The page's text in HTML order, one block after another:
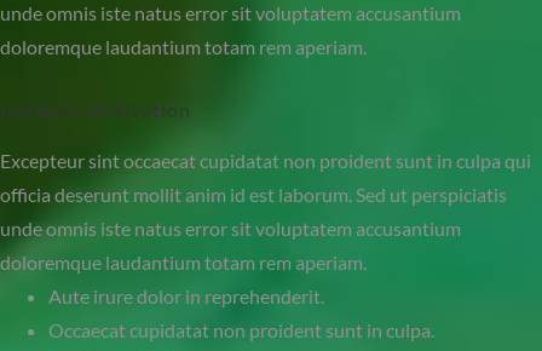
unde omnis iste natus error sit voluptatem accusantium
doloremque laudantium totam rem aperiam.
Intrinsic Motivation
Excepteur sint occaecat cupidatat non proident sunt in culpa qui
officia deserunt mollit anim id est laborum. Sed ut perspiciatis
unde omnis iste natus error sit voluptatem accusantium
doloremque laudantium totam rem aperiam.
Aute irure dolor in reprehenderit.
Occaecat cupidatat non proident sunt in culpa.